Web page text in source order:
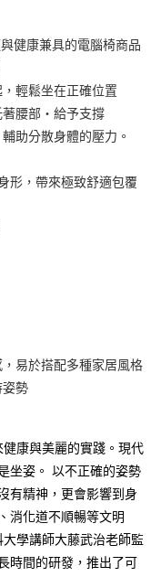
業銀行
際商業銀行
業銀行
台灣）商業銀行
際商業銀行
業銀行
際商業銀行
業銀行
台灣）商業銀行
健康兼具的電腦椅商品
輕鬆坐在正確位置
腰部・給予支撐
助分散身體的壓力。
形，帶來極致舒適包覆
易於搭配多種家居風格
姿勢
康與美麗的實踐。現代
坐姿。 以不正確的姿勢
有精神，更會影響到身
消化道不順暢等文明
學講師大藤武治老師監
時間的研發，推出了可